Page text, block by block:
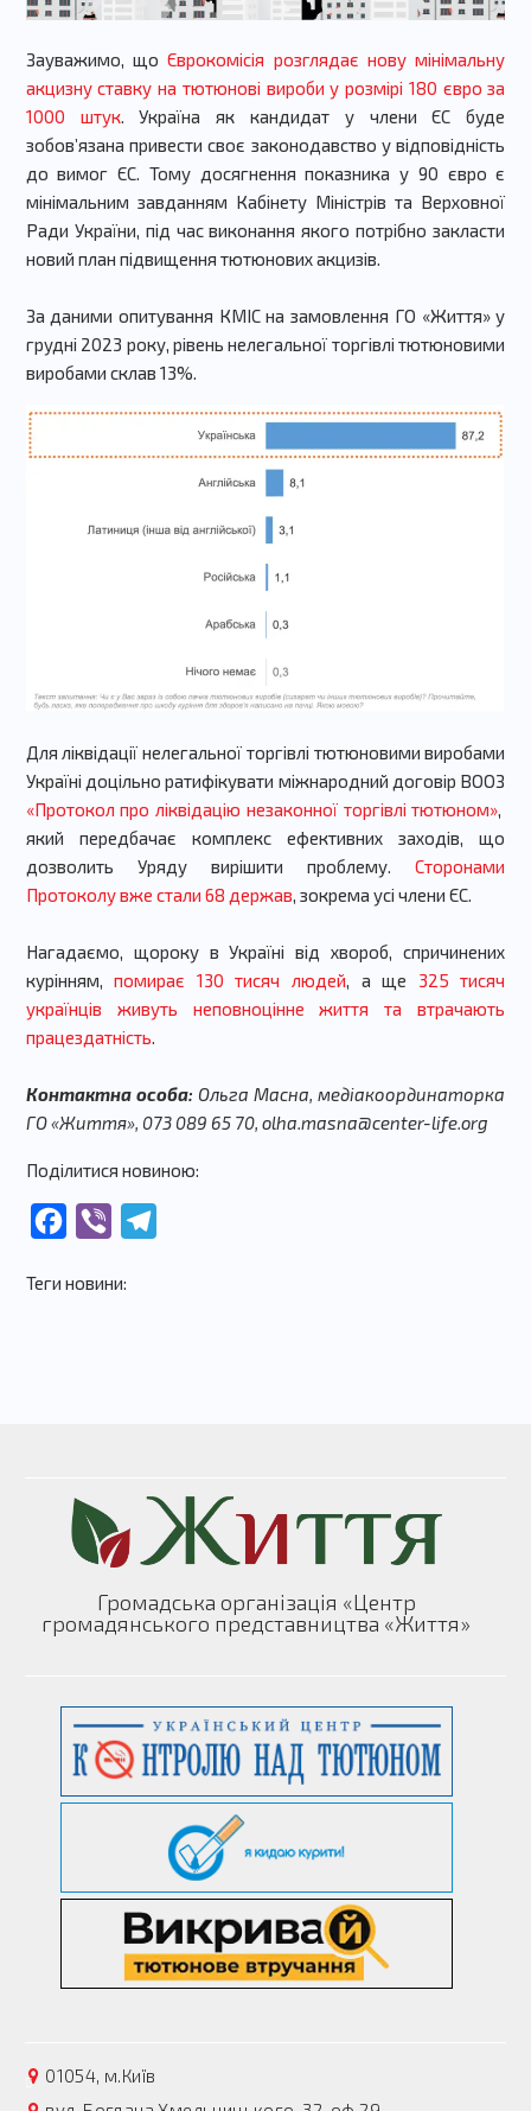
Зауважимо, щоЄврокомісія розглядає нову мінімальну
акцизну ставку на тютюнові вироби у розмірі 180 євро за
1000 штук. Україна як кандидат у члени ЄС буде
зобовʼязана привести своє законодавство у відповідність
до вимог ЄС. Тому досягнення показника у 90 євро є
мінімальним завданням Кабінету Міністрів та Верховної
Ради України, під час виконання якого потрібно закласти
новий план підвищення тютюнових акцизів.
За даними опитування КМІС на замовлення ГО «Життя» у
грудні 2023 року, рівень нелегальної торгівлі тютюновими
виробами склав 13%.
Для ліквідації нелегальної торгівлі тютюновими виробами
Україні доцільно ратифікувати міжнародний договір ВООЗ
«Протокол про ліквідацію незаконної торгівлі тютюном»,
який передбачає комплекс ефективних заходів, що
дозволить Уряду вирішити проблему.Сторонами
Протоколу вже стали 68 держав, зокрема усі члени ЄС.
Нагадаємо, щороку в Україні від хвороб, спричинених
курінням,помирає 130 тисяч людей, а ще 325 тисяч
українців живуть неповноцінне життя та втрачають
працездатність.
Контактна особа: Ольга Масна, медіакоординаторка
ГО «Життя», 073 089 65 70, olha.masna@center-life.org
Поділитися новиною:
Facebook
Viber
Теги новини:
Громадська організація «Центр
громадянського представництва «Життя»
01054, м.Київ